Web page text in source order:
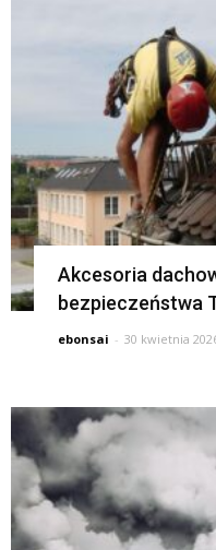
Akcesoria
bezpieczeństwa
ebonsai - 30 kwietnia